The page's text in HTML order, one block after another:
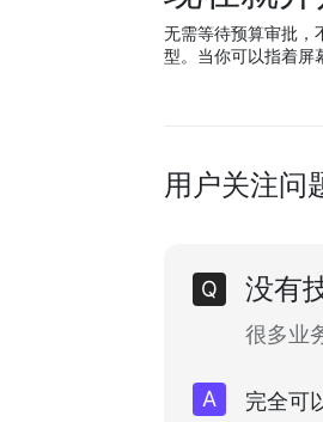
无需等待预算审批，
型。当你可以指着屏
用户关注问
没有
很多业
完全可